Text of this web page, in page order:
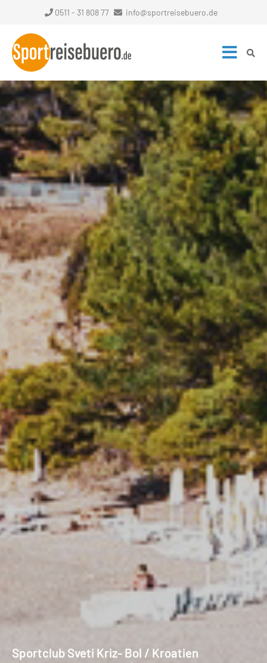
0511 - 31 808 77 info@sportreisebuero.de
Sportclub Sveti Kriz- Bol / Kroatien